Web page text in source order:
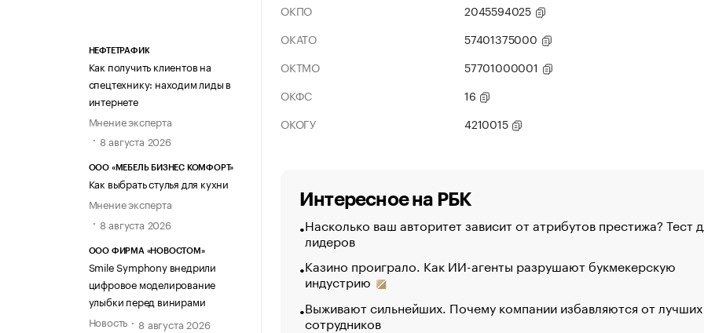
НЕФТЕТРАФИК
Как получить клиентов на
спецтехнику: находим лиды в
интернете
Мнение эксперта
8 августа 2026
ООО «МЕБЕЛЬ БИЗНЕС КОМФОРТ»
Как выбрать стулья для кухни
Мнение эксперта
8 августа 2026
ООО ФИРМА «НОВОСТОМ»
Smile Symphony внедрили
цифровое моделирование
улыбки перед винирами
Новость
8 августа 2026
ОКПО
2045594025
ОКАТО
57401375000
ОКТМО
57701000001
ОКФС
16
ОКОГУ
4210015
Интересное на РБК
Насколько ваш авторитет зависит от атрибутов престижа? Тест
лидеров
Казино проиграло. Как ИИ-агенты разрушают букмекерскую
индустрию
Выживают сильнейших. Почему компании избавляются от лучших
сотрудников